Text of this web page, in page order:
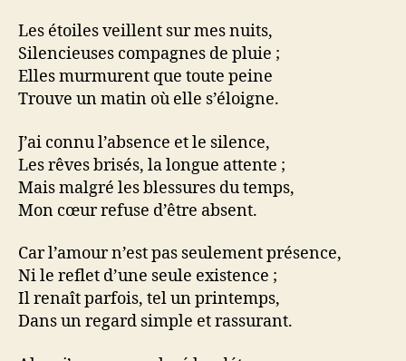
Les étoiles veillent sur mes nuits,
Silencieuses compagnes de pluie ;
Elles murmurent que toute peine
Trouve un matin où elle s’éloigne.
J’ai connu l’absence et le silence,
Les rêves brisés, la longue attente ;
Mais malgré les blessures du temps,
Mon cœur refuse d’être absent.
Car l’amour n’est pas seulement présence,
Ni le reflet d’une seule existence ;
Il renaît parfois, tel un printemps,
Dans un regard simple et rassurant.